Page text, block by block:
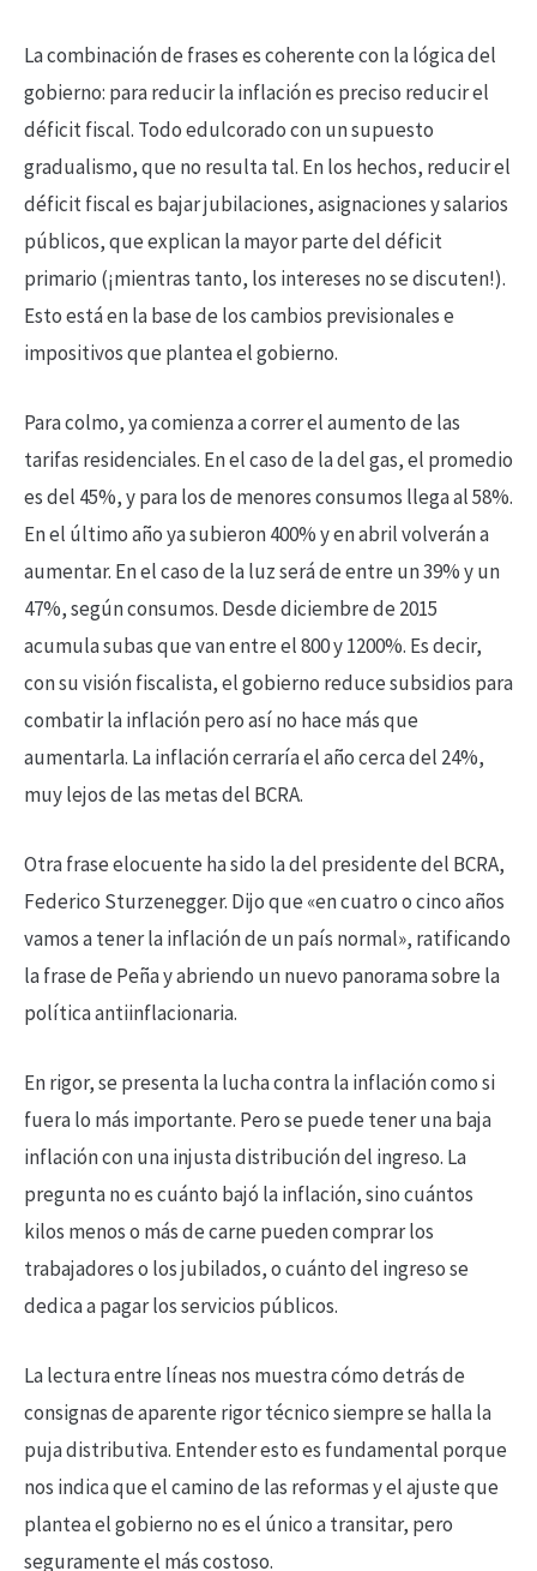
La combinación de frases es coherente con la lógica del
gobierno: para reducir la inflación es preciso reducir el
déficit fiscal. Todo edulcorado con un supuesto
gradualismo, que no resulta tal. En los hechos, reducir el
déficit fiscal es bajar jubilaciones, asignaciones y salarios
públicos, que explican la mayor parte del déficit
primario (¡mientras tanto, los intereses no se discuten!).
Esto está en la base de los cambios previsionales e
impositivos que plantea el gobierno.
Para colmo, ya comienza a correr el aumento de las
tarifas residenciales. En el caso de la del gas, el promedio
es del 45%, y para los de menores consumos llega al 58%.
En el último año ya subieron 400% y en abril volverán a
aumentar. En el caso de la luz será de entre un 39% y un
47%, según consumos. Desde diciembre de 2015
acumula subas que van entre el 800 y 1200%. Es decir,
con su visión fiscalista, el gobierno reduce subsidios para
combatir la inflación pero así no hace más que
aumentarla. La inflación cerraría el año cerca del 24%,
muy lejos de las metas del BCRA.
Otra frase elocuente ha sido la del presidente del BCRA,
Federico Sturzenegger. Dijo que «en cuatro o cinco años
vamos a tener la inflación de un país normal», ratificando
la frase de Peña y abriendo un nuevo panorama sobre la
política antiinflacionaria.
En rigor, se presenta la lucha contra la inflación como si
fuera lo más importante. Pero se puede tener una baja
inflación con una injusta distribución del ingreso. La
pregunta no es cuánto bajó la inflación, sino cuántos
kilos menos o más de carne pueden comprar los
trabajadores o los jubilados, o cuánto del ingreso se
dedica a pagar los servicios públicos.
La lectura entre líneas nos muestra cómo detrás de
consignas de aparente rigor técnico siempre se halla la
puja distributiva. Entender esto es fundamental porque
nos indica que el camino de las reformas y el ajuste que
plantea el gobierno no es el único a transitar, pero
seguramente el más costoso.